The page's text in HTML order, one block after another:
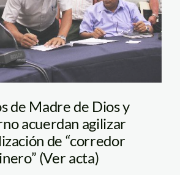
de Madre de Dios y
acuerdan agilizar
de “corredor
(Ver acta)